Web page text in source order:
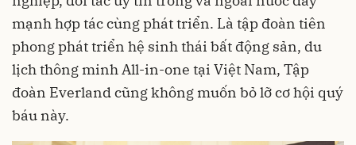
mạnh hợp tác cùng phát triển. Là tập đoàn tiên
phong phát triển hệ sinh thái bất động sản, du
lịch thông minh All-in-one tại Việt Nam, Tập
đoàn Everland cũng không muốn bỏ lỡ cơ hội quý
báu này.